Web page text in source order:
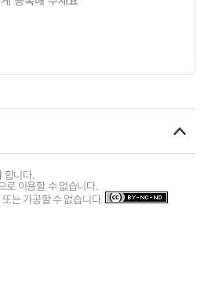
합니다.
로 이용할 수 없습니다.
는 가공할 수 없습니다.